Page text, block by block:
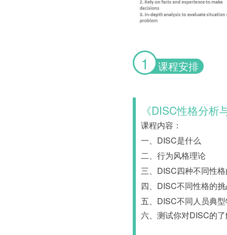
1 课程安排
《DISC性格分析
课程内容：
一、DISC是什么
二、行为风格理论
三、DISC四种不同性
四、DISC不同性格的
五、DISC不同人员典
六、测试你对DISC的